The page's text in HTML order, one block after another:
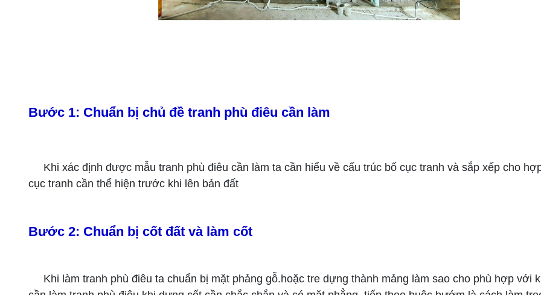
Bước 1: Chuẩn bị chủ đề tranh phù điêu cần làm
Khi xác định được mẫu tranh phù điêu cần làm ta cần hiểu về cấu trúc bố cục tranh và sắp xếp cho
cục tranh cần thể hiện trước khi lên bản đất
Bước 2: Chuẩn bị cốt đất và làm cốt
Khi làm tranh phù điêu ta chuẩn bị mặt phảng gỗ.hoặc tre dựng thành mảng làm sao cho phù hợp với